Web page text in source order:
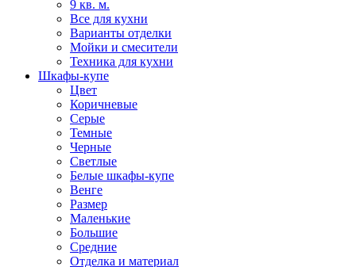
9 кв. м.
Все для кухни
Варианты отделки
Мойки и смесители
Техника для кухни
Шкафы-купе
Цвет
Коричневые
Серые
Темные
Черные
Светлые
Белые шкафы-купе
Венге
Размер
Маленькие
Большие
Средние
Отделка и материал